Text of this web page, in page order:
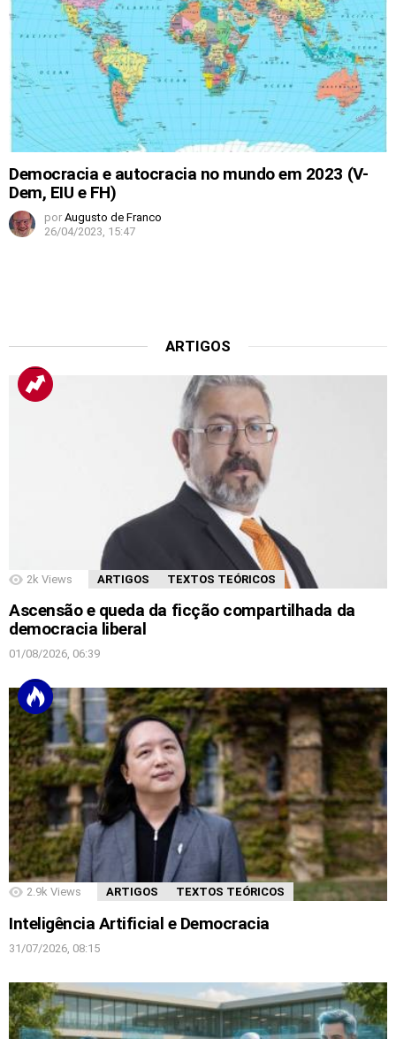
Democracia e autocracia no mundo em 2023 (V-
Dem, EIU e FH)
por Augusto de Franco
26/04/2023, 15:47
ARTIGOS
2k Views ARTIGOS TEXTOS TEÓRICOS
Ascensão e queda da ficção compartilhada da
democracia liberal
01/08/2026, 06:39
2.9k Views ARTIGOS TEXTOS TEÓRICOS
Inteligência Artificial e Democracia
31/07/2026, 08:15